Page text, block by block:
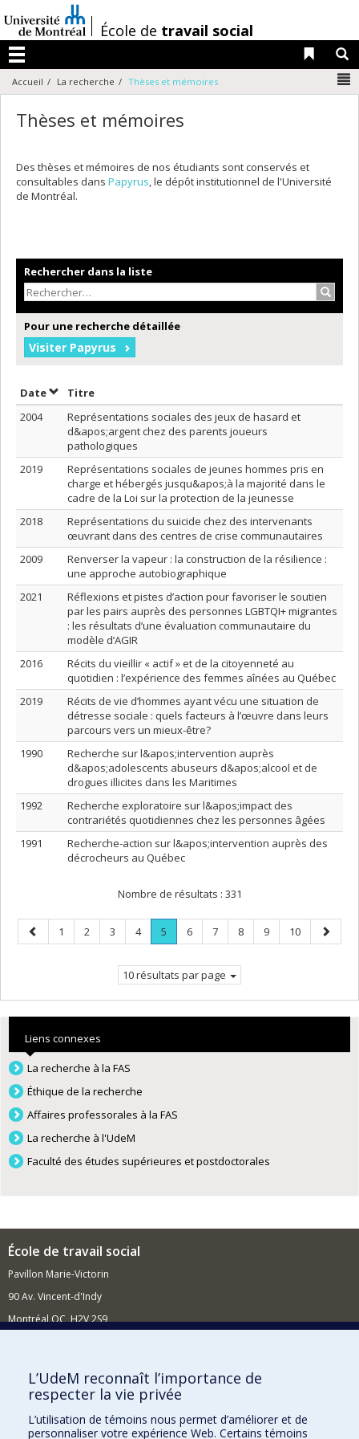
au
contenu
/École de travail social
Menu
Liens
Accueil La recherche Thèses et mémoires
Thèses et mémoires
Des thèses et mémoires de nos étudiants sont conservés et
consultables dans Papyrus, le dépôt institutionnel de l'Université
de Montréal.
Rechercher dans la liste
Pour une recherche détaillée
Visiter Papyrus
DateTrier par date en ordre décroissant
Titre
2004
Représentations sociales des jeux de hasard et
d&apos;argent chez des parents joueurs
pathologiques
2019
Représentations sociales de jeunes hommes pris en
charge et hébergés jusqu&apos;à la majorité dans le
cadre de la Loi sur la protection de la jeunesse
2018
Représentations du suicide chez des intervenants
œuvrant dans des centres de crise communautaires
2009
Renverser la vapeur : la construction de la résilience :
une approche autobiographique
2021
Réflexions et pistes d’action pour favoriser le soutien
par les pairs auprès des personnes LGBTQI+ migrantes
: les résultats d’une évaluation communautaire du
modèle d’AGIR
2016
Récits du vieillir « actif » et de la citoyenneté au
quotidien : l’expérience des femmes aînées au Québec
2019
Récits de vie d’hommes ayant vécu une situation de
détresse sociale : quels facteurs à l’œuvre dans leurs
parcours vers un mieux-être?
1990
Recherche sur l&apos;intervention auprès
d&apos;adolescents abuseurs d&apos;alcool et de
drogues illicites dans les Maritimes
1992
Recherche exploratoire sur l&apos;impact des
contrariétés quotidiennes chez les personnes âgées
1991
Recherche-action sur l&apos;intervention auprès des
décrocheurs au Québec
Nombre de résultats : 331
Page
précédente
Page
1 Page
2 Page
3 Page
4 Page
5
Page
Page
6 Page
7 Page
8 Page
9 Page
10
Page
10 résultats par page
Liens connexes
La recherche à la FAS
Éthique de la recherche
Affaires professorales à la FAS
La recherche à l'UdeM
Faculté des études supérieures et postdoctorales
École de travail social
Pavillon Marie-Victorin
90 Av. Vincent-d'Indy
Montréal QC H2V 2S9
Comment soutenir l'École?
BESOIN D'AIDE?
Plan du site
L’UdeM reconnaît l’importance de
respecter la vie privée
L’utilisation de témoins nous permet d’améliorer et de
personnaliser votre expérience Web. Certains témoins